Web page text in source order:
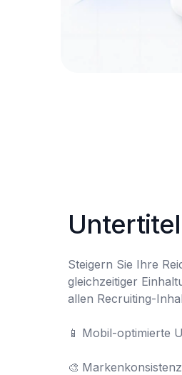
Steigern Sie Ihre
gleichzeitiger
allen Recruiting-
📱	Mobil-optimierte Untertitel
🎨